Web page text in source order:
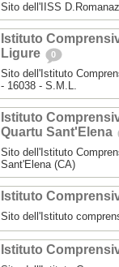
Sito dell'IISS
Istituto
Ligure
0
Sito dell'Istituto
- 16038 - S.M.L.
Istituto
Quartu Sant'Elena
Sito dell'Istituto
Sant'Elena (CA)
Istituto
Sito dell'Istituto
Istituto